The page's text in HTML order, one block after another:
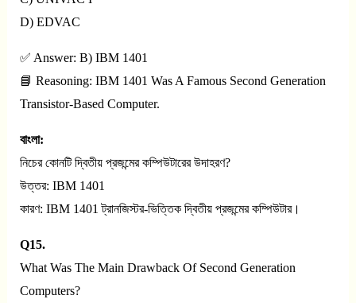
D) EDVAC
✅ Answer: B) IBM 1401
📘 Reasoning: IBM 1401 Was A Famous Second Generation
Transistor-Based Computer.
বাংলা:
নিচের কোনটি দ্বিতীয় প্রজন্মের কম্পিউটারের উদাহরণ?
উত্তর: IBM 1401
কারণ: IBM 1401 ট্রানজিস্টর-ভিত্তিক দ্বিতীয় প্রজন্মের কম্পিউটার।
Q15.
What Was The Main Drawback Of Second Generation
Computers?